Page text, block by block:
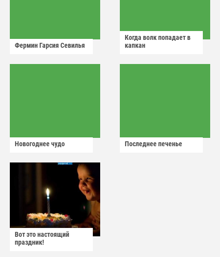
Фермин Гарсия Севилья
Когда волк попадает в
капкан
Новогоднее чудо Последнее печенье
Вот это настоящий
праздник!